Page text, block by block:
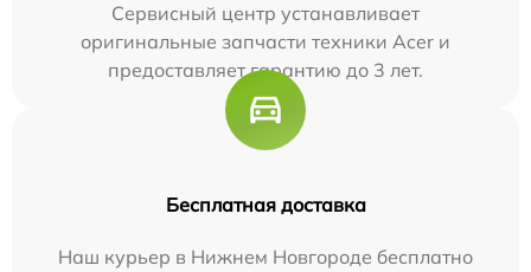
Сервисный центр устанавливает
оригинальные запчасти техники Acer и
предоставляет гарантию до 3 лет.
Бесплатная доставка
Наш курьер в Нижнем Новгороде бесплатно